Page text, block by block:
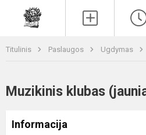
Titulinis Paslaugos Ugdymas
Muzikinis klubas
Informacija